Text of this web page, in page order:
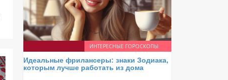
ИНТЕРЕСНЫЕ ГОРОСКОПЫ
Идеальные фрилансеры: знаки Зодиака,
которым лучше работать из дома